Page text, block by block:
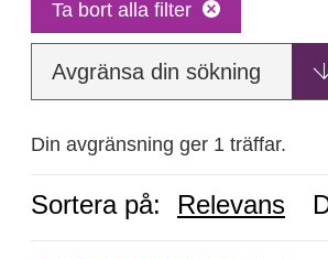
Ta bort alla filter
Avgränsa din sökning
Din avgränsning ger 1 träffar.
Sortera på: Relevans